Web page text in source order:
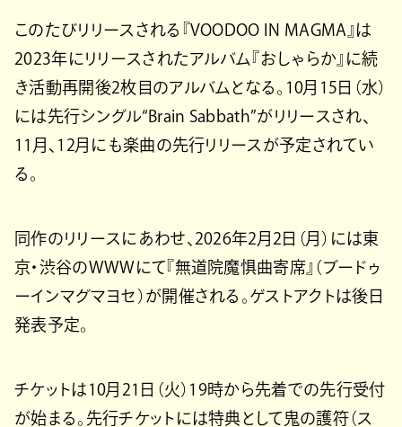
このたびリリースされる『VOODOO IN MAGMA』は
2023年にリリースされたアルバム『おしゃらか』に続
き活動再開後2枚目のアルバムとなる。10月15日（水）
には先行シングル“Brain Sabbath”がリリースされ、
11月、12月にも楽曲の先行リリースが予定されてい
る。
同作のリリースにあわせ、2026年2月2日（月）には東
京・渋谷のWWWにて『無道院魔惧曲寄席』（ブードゥ
ーインマグマヨセ）が開催される。ゲストアクトは後日
発表予定。
チケットは10月21日（火）19時から先着での先行受付
が始まる。先行チケットには特典として鬼の護符（ス